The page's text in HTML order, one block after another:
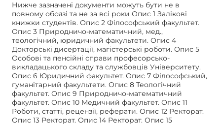
Нижче зазначені документи можуть бути не в
повному обсязі та не за всі роки Опис 1 Залікові
книжки студентів. Опис 2 Філософський факультет.
Опис 3 Природничо-математичний, мед.,
теологічний, юридичний факультети. Опис 4
Докторські дисертації, магістерські роботи. Опис 5
Особові та пенсійні справи професорсько-
викладацького складу та службовців Університету.
Опис 6 Юридичний факультет. Опис 7 Філософський,
гуманітарний факультети. Опис 8 Теологічний
факультет. Опис 9 Природничо-математичний
факультет. Опис 10 Медичний факультет. Опис 11
Роботи, статті, рецензії, реферати. Опис 12 Ректорат.
Опис 13 Ректорат. Опис 14 Ректорат. Опис 15